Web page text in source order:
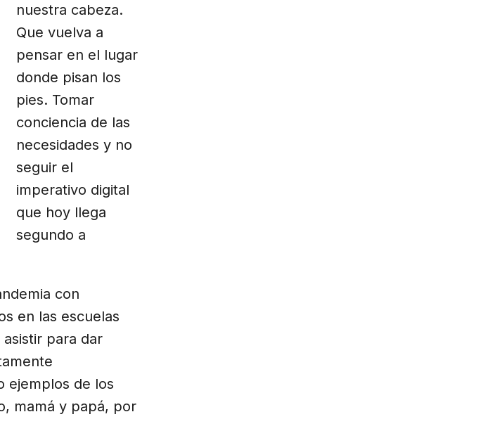
nuestra cabeza.
Que vuelva a
pensar en el lugar
donde pisan los
pies. Tomar
conciencia de las
necesidades y no
seguir el
imperativo digital
que hoy llega
segundo a
con
en las escuelas
para dar
ejemplos de los
mamá y papá, por